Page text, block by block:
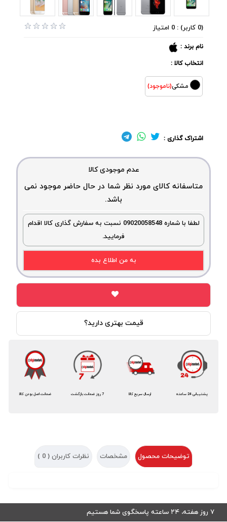
(0 کاربر) : 0 امتیاز
نام برند :
انتخاب کالا :
مشکی(ناموجود)
اشتراک گذاری :
عدم موجودی کالا
متاسفانه کالای مورد نظر شما در حال حاضر موجود نمی
باشد.
لطفا با شماره 09020058548 نسبت به سفارش گذاری کالا اقدام
فرمایید.
به من اطلاع بده
قیمت بهتری دارید؟
ضمانت اصل بودن کالا 7 روز ضمانت بازگشت ارسال سریع کالا پشتیبانی 24 ساعته
توضیحات محصول مشخصات نظرات کاربران ( 0
)
۷ روز هفته، ۲۴ ساعته پاسخگوی شما هستیم